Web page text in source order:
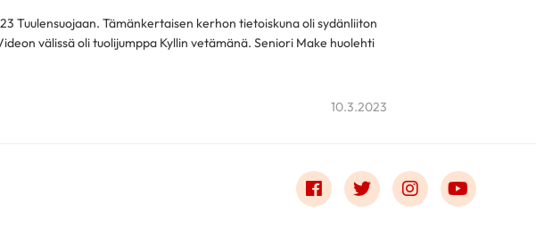
Tuulensuojaan. Tämänkertaisen kerhon tietoiskuna oli sydänliiton
välissä oli tuolijumppa Kyllin vetämänä. Seniori Make huolehti
10.3.2023
Link to facebook
Link to twitter
Link to Link to